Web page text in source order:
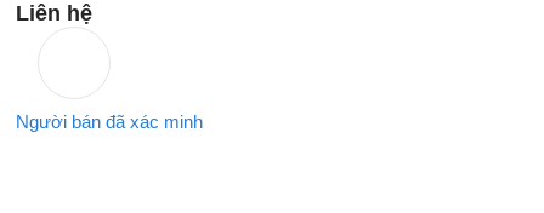
Liên hệ
Người bán đã xác minh